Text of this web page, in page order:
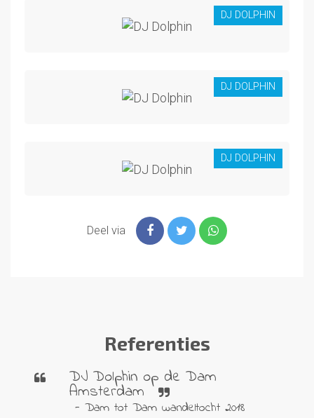
DJ DOLPHIN
DJ DOLPHIN
DJ DOLPHIN
Deel via
Referenties
DJ Dolphin op de Dam
Amsterdam
- Dam tot Dam wandeltocht 2018